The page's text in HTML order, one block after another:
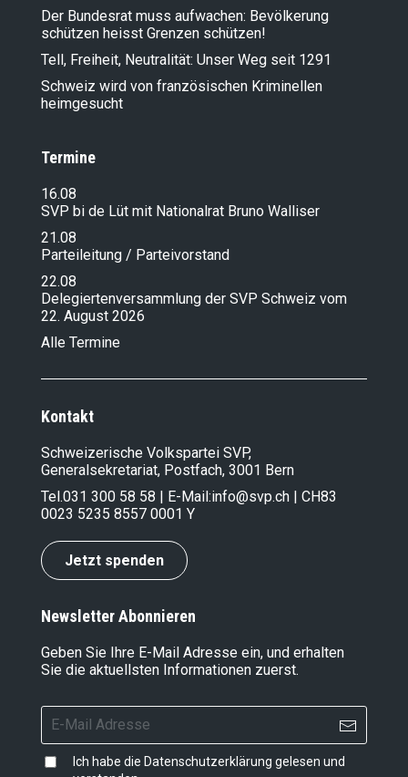
Der Bundesrat muss aufwachen: Bevölkerung
schützen heisst Grenzen schützen!
Tell, Freiheit, Neutralität: Unser Weg seit 1291
Schweiz wird von französischen Kriminellen
heimgesucht
Termine
16.08
SVP bi de Lüt mit Nationalrat Bruno Walliser
21.08
Parteileitung / Parteivorstand
22.08
Delegiertenversammlung der SVP Schweiz vom
22. August 2026
Alle Termine
Kontakt
Schweizerische Volkspartei SVP,
Generalsekretariat, Postfach, 3001 Bern
Tel.031 300 58 58 | E-Mail:info@svp.ch | CH83
0023 5235 8557 0001 Y
Jetzt spenden
Newsletter Abonnieren
Geben Sie Ihre E-Mail Adresse ein, und erhalten
Sie die aktuellsten Informationen zuerst.
Ich habe die Datenschutzerklärung gelesen und